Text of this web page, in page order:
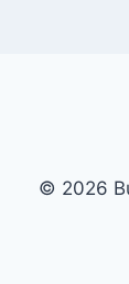
© 2026